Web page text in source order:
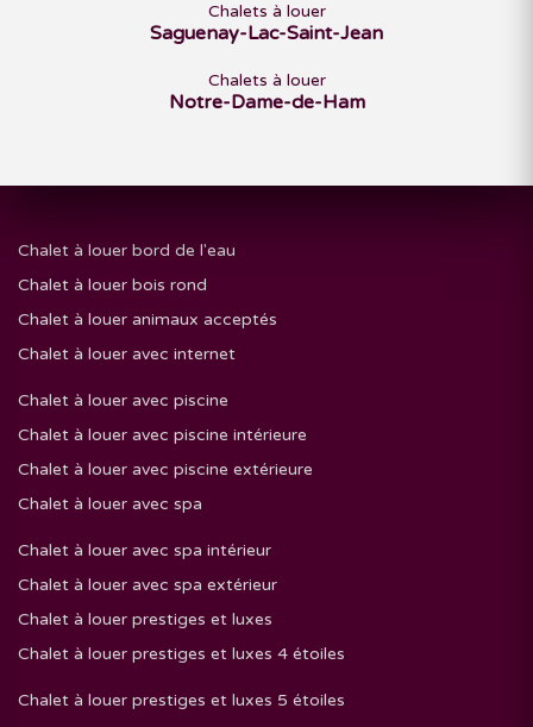
Chalets à louer
Saguenay-Lac-Saint-Jean
Chalets à louer
Notre-Dame-de-Ham
Chalet à louer bord de l'eau
Chalet à louer bois rond
Chalet à louer animaux acceptés
Chalet à louer avec internet
Chalet à louer avec piscine
Chalet à louer avec piscine intérieure
Chalet à louer avec piscine extérieure
Chalet à louer avec spa
Chalet à louer avec spa intérieur
Chalet à louer avec spa extérieur
Chalet à louer prestiges et luxes
Chalet à louer prestiges et luxes 4 étoiles
Chalet à louer prestiges et luxes 5 étoiles